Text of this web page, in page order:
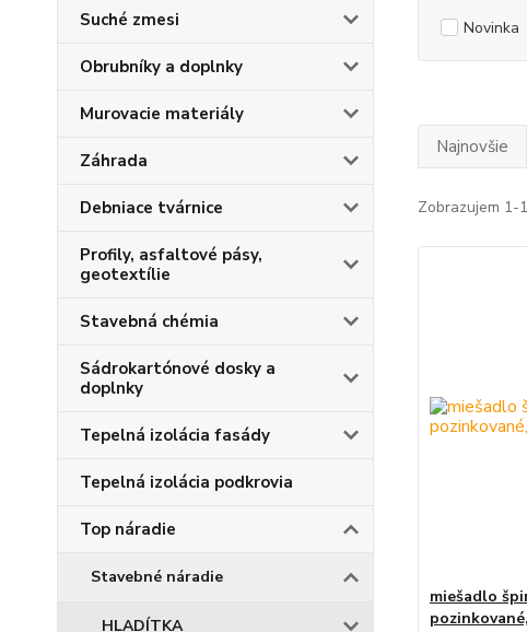
Suché zmesi
Obrubníky a doplnky
Murovacie materiály
Záhrada
Debniace tvárnice
Profily, asfaltové pásy,
geotextílie
Stavebná chémia
Sádrokartónové dosky a
doplnky
Tepelná izolácia fasády
Tepelná izolácia podkrovia
Top náradie
Stavebné náradie
HLADÍTKA
Novinka
Najnovšie
Zobrazujem 1-
miešadlo